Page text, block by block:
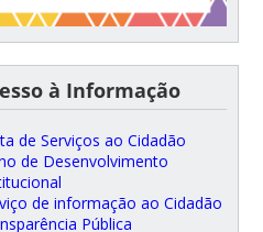
à Informação
de Serviços ao Cidadão
de Desenvolvimento
de informação ao Cidadão
Pública